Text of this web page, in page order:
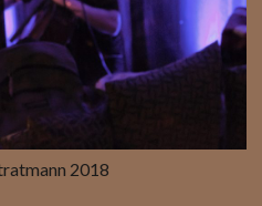
2018